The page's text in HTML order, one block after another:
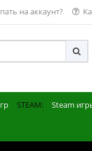
на аккаунт?
STEAM: Steam